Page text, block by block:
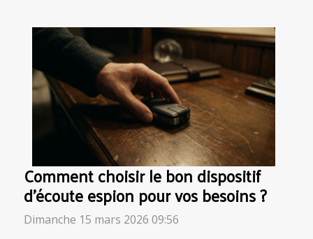
Comment choisir le bon dispositif
d'écoute espion pour vos besoins ?
Dimanche 15 mars 2026 09:56